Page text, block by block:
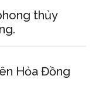
thủy
Hỏa Đồng